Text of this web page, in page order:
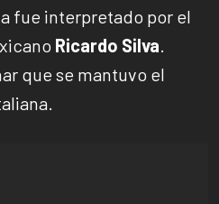
fue interpretado por el
Ricardo Silva.
que se mantuvo el